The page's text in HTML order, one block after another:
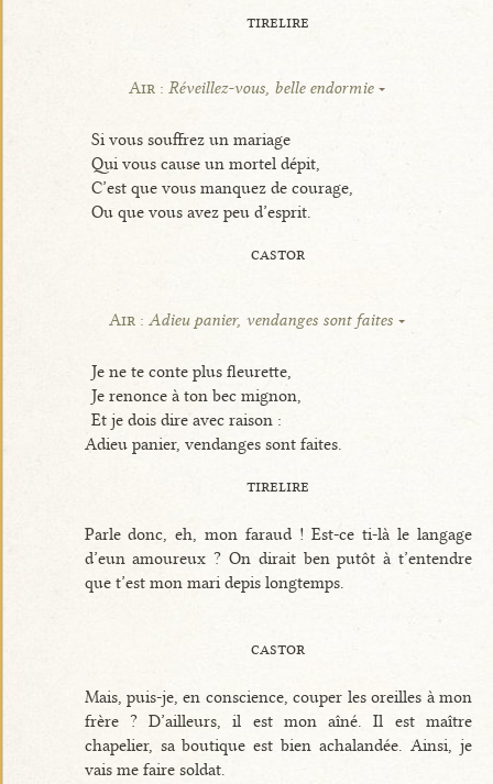
tirelire
Air :Réveillez-vous, belle endormie
Si vous souffrez un mariage
Qui vous cause un mortel dépit,
C’est que vous manquez de courage,
Ou que vous avez peu d’esprit.
castor
Air :Adieu panier, vendanges sont faites
Je ne te conte plus fleurette,
Je renonce à ton bec mignon,
Et je dois dire avec raison :
Adieu panier, vendanges sont faites.
tirelire
Parle donc, eh, mon faraud ! Est-ce ti-là le langage
d’eun amoureux ? On dirait ben putôt à t’entendre
que t’est mon mari depis longtemps.
castor
Mais, puis-je, en conscience, couper les oreilles à mon
frère ? D’ailleurs, il est mon aîné. Il est maître
chapelier, sa boutique est bien achalandée. Ainsi, je
vais me faire soldat.